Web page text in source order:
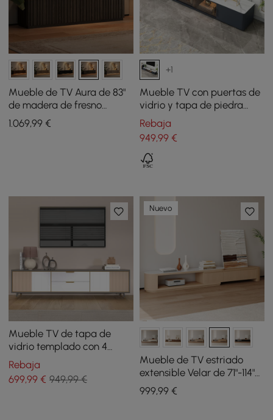
Mueble de TV Aura de 83"
de madera de fresno
acanalada marrón
ahumado con encimera de
1.069,99 €
+1
Mueble TV con puertas de
vidrio y tapa de piedra
sinterizada de 200 cm
Rebaja
949,99€
Mueble TV de tapa de
vidrio templado con 4
puertas y 2 cajones de 200
cm
Rebaja
699,99 € 949,99 €
Nuevo
Mueble de TV estriado
extensible Velar de 71"-114"
con tapa de piedra
sinterizada y 3 cajones
999,99€